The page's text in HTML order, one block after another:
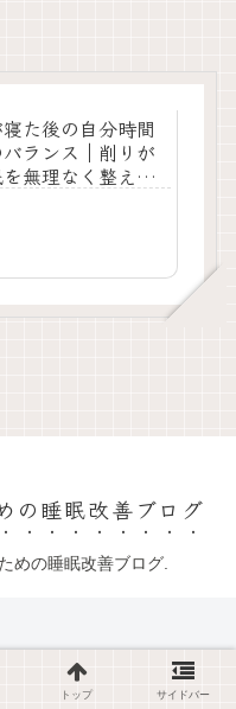
た後の自分時間
ランス｜削りが
無理なく整える
の睡眠改善ブログ
めの睡眠改善ブログ.
トップ サイドバー